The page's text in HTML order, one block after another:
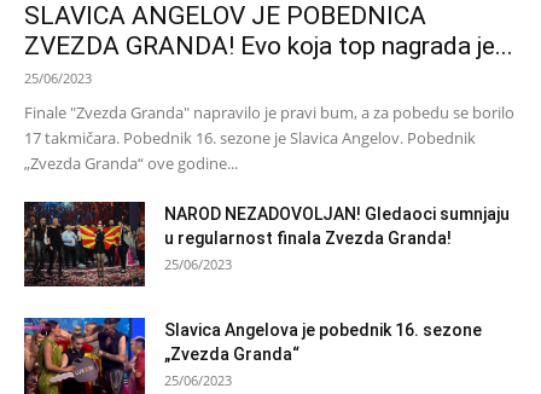
SLAVICA ANGELOV JE POBEDNICA
ZVEZDA GRANDA! Evo koja top nagrada je...
25/06/2023
Finale "Zvezda Granda" napravilo je pravi bum, a za pobedu se borilo
17 takmičara. Pobednik 16. sezone je Slavica Angelov. Pobednik
„Zvezda Granda“ ove godine...
NAROD NEZADOVOLJAN! Gledaoci sumnjaju
u regularnost finala Zvezda Granda!
25/06/2023
Slavica Angelova je pobednik 16. sezone
„Zvezda Granda“
25/06/2023